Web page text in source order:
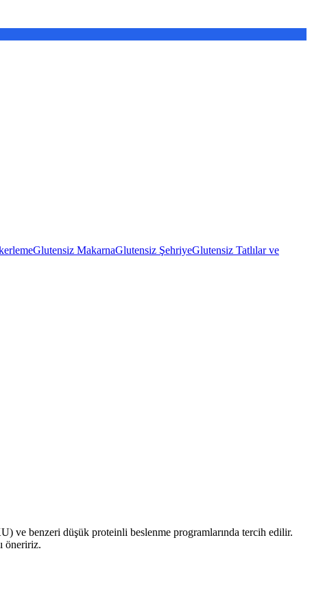
Glutensiz MakarnaGlutensiz ŞehriyeGlutensiz Tatlılar ve
ve benzeri düşük proteinli beslenme programlarında tercih edilir.
öneririz.